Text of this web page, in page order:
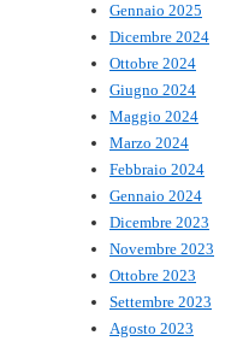
Gennaio 2025
Dicembre 2024
Ottobre 2024
Giugno 2024
Maggio 2024
Marzo 2024
Febbraio 2024
Gennaio 2024
Dicembre 2023
Novembre 2023
Ottobre 2023
Settembre 2023
Agosto 2023